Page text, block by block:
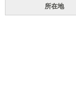
所在地